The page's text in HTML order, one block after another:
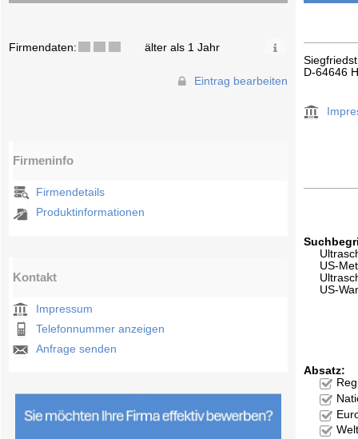
Firmendaten: älter als 1 Jahr
Eintrag bearbeiten
Firmeninfo
Firmendetails
Produktinformationen
Kontakt
Impressum
Telefonnummer anzeigen
Anfrage senden
D-64646
US-
US-
Absatz: